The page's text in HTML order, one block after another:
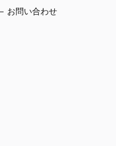
お問い合わせ